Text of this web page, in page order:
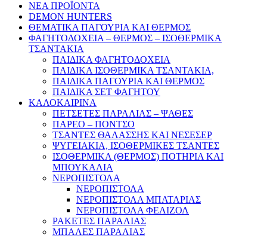
ΝΕΑ ΠΡΟΪΟΝΤΑ
DEMON HUNTERS
ΘΕΜΑΤΙΚΑ ΠΑΓΟΥΡΙΑ ΚΑΙ ΘΕΡΜΟΣ
ΦΑΓΗΤΟΔΟΧΕΙΑ – ΘΕΡΜΟΣ – ΙΣΟΘΕΡΜΙΚΑ
ΤΣΑΝΤΑΚΙΑ
ΠΑΙΔΙΚΑ ΦΑΓΗΤΟΔΟΧΕΙΑ
ΠΑΙΔΙΚΑ ΙΣΟΘΕΡΜΙΚΑ ΤΣΑΝΤΑΚΙΑ,
ΠΑΙΔΙΚΑ ΠΑΓΟΥΡΙΑ ΚΑΙ ΘΕΡΜΟΣ
ΠΑΙΔΙΚΑ ΣΕΤ ΦΑΓΗΤΟΥ
ΚΑΛΟΚΑΙΡΙΝΑ
ΠΕΤΣΕΤΕΣ ΠΑΡΑΛΙΑΣ – ΨΑΘΕΣ
ΠΑΡΕΟ – ΠΟΝΤΣΟ
ΤΣΑΝΤΕΣ ΘΑΛΑΣΣΗΣ ΚΑΙ ΝΕΣΕΣΕΡ
ΨΥΓΕΙΑΚΙΑ, ΙΣΟΘΕΡΜΙΚΕΣ ΤΣΑΝΤΕΣ
ΙΣΟΘΕΡΜΙΚΑ (ΘΕΡΜΟΣ) ΠΟΤΗΡΙΑ ΚΑΙ
ΜΠΟΥΚΑΛΙΑ
ΝΕΡΟΠΙΣΤΟΛΑ
ΝΕΡΟΠΙΣΤΟΛΑ
ΝΕΡΟΠΙΣΤΟΛΑ ΜΠΑΤΑΡΙΑΣ
ΝΕΡΟΠΙΣΤΟΛΑ ΦΕΛΙΖΟΛ
ΡΑΚΕΤΕΣ ΠΑΡΑΛΙΑΣ
ΜΠΑΛΕΣ ΠΑΡΑΛΙΑΣ